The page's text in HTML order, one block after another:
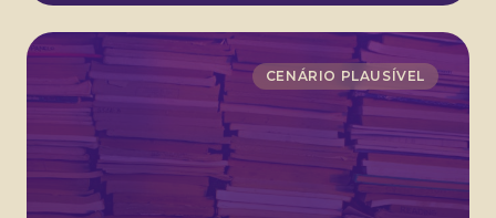
CENÁRIO PLAUSÍVEL